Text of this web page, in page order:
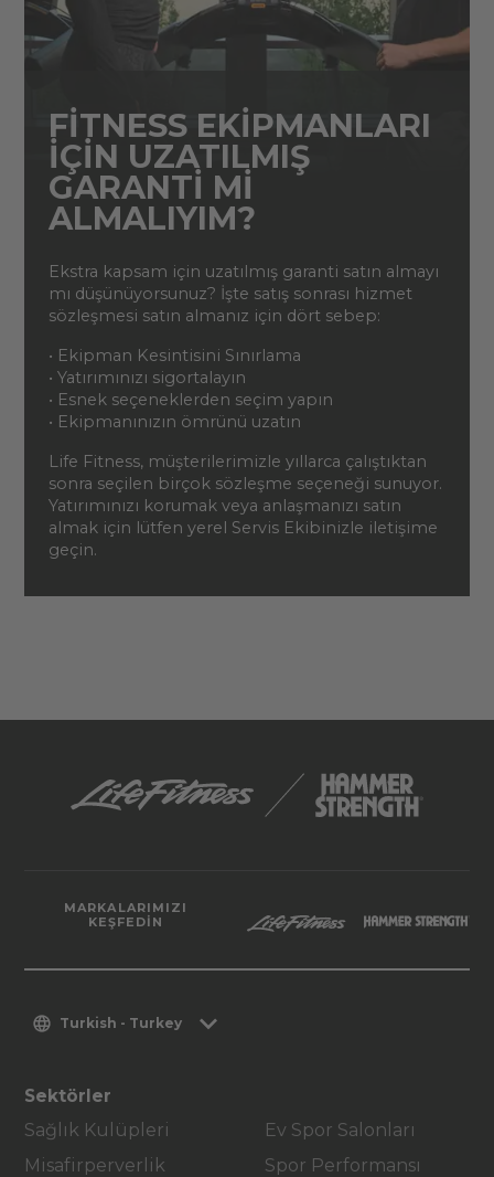
FITNESS EKIPMANLARI
IÇIN UZATILMIŞ
GARANTI MI
ALMALIYIM?
Ekstra kapsam için uzatılmış garanti satın almayı
mı düşünüyorsunuz? İşte satış sonrası hizmet
sözleşmesi satın almanız için dört sebep:
• Ekipman Kesintisini Sınırlama
• Yatırımınızı sigortalayın
• Esnek seçeneklerden seçim yapın
• Ekipmanınızın ömrünü uzatın
Life Fitness, müşterilerimizle yıllarca çalıştıktan
sonra seçilen birçok sözleşme seçeneği sunuyor.
Yatırımınızı korumak veya anlaşmanızı satın
almak için lütfen yerel Servis Ekibinizle iletişime
geçin.
MARKALARIMIZI
KEŞFEDIN
Turkish - Turkey
Sektörler
Sağlık Kulüpleri
Misafirperverlik
Ev Spor Salonları
Spor Performansı